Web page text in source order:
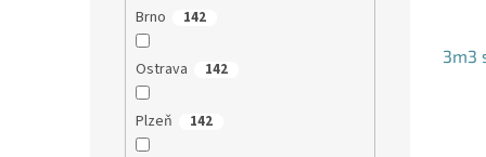
Brno 142
Ostrava 142
Plzeň 142
3m3